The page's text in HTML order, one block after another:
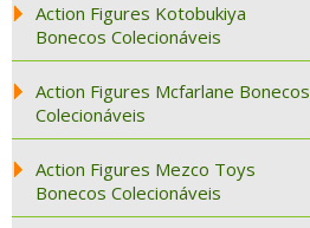
Action Figures Kotobukiya
Bonecos Colecionáveis
Action Figures Mcfarlane Bonecos
Colecionáveis
Action Figures Mezco Toys
Bonecos Colecionáveis